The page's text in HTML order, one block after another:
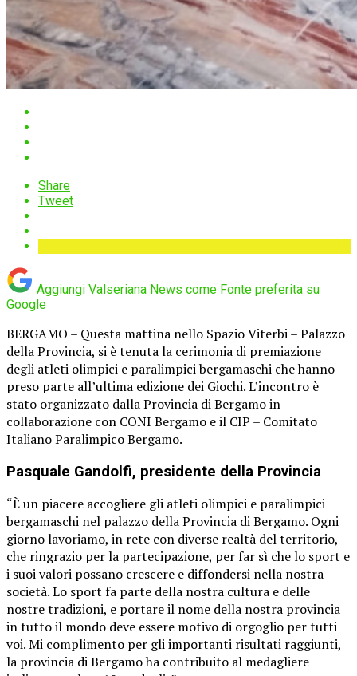
Share
Tweet
Aggiungi Valseriana News come Fonte preferita su
Google
BERGAMO – Questa mattina nello Spazio Viterbi – Palazzo
della Provincia, si è tenuta la cerimonia di premiazione
degli atleti olimpici e paralimpici bergamaschi che hanno
preso parte all’ultima edizione dei Giochi. L’incontro è
stato organizzato dalla Provincia di Bergamo in
collaborazione con CONI Bergamo e il CIP – Comitato
Italiano Paralimpico Bergamo.
Pasquale Gandolfi, presidente della Provincia
“È un piacere accogliere gli atleti olimpici e paralimpici
bergamaschi nel palazzo della Provincia di Bergamo. Ogni
giorno lavoriamo, in rete con diverse realtà del territorio,
che ringrazio per la partecipazione, per far sì che lo sport e
i suoi valori possano crescere e diffondersi nella nostra
società. Lo sport fa parte della nostra cultura e delle
nostre tradizioni, e portare il nome della nostra provincia
in tutto il mondo deve essere motivo di orgoglio per tutti
voi. Mi complimento per gli importanti risultati raggiunti,
la provincia di Bergamo ha contribuito al medagliere